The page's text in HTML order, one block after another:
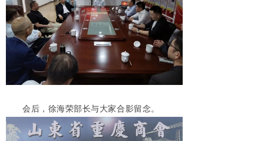
会后，徐海荣部长与大家合影留念。